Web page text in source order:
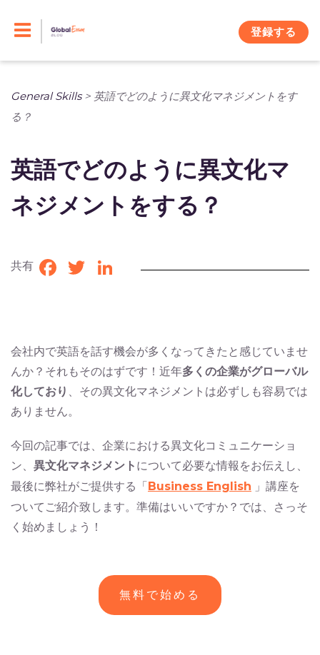
登録する
General Skills> 英語でどのように異文化マネジメントをす
る？
英語でどのように異文化マ
ネジメントをする？
共有 Facebook
TwitterLinkedIn
会社内で英語を話す機会が多くなってきたと感じていませ
んか？それもそのはずです！近年多くの企業がグローバル
化しており 、その異文化マネジメントは必ずしも容易では
ありません。
今回の記事では、企業における異文化コミュニケーショ
ン、 異文化マネジメント について必要な情報をお伝えし、
最後に弊社がご提供する「Business English 」講座を
ついてご紹介致します。準備はいいですか？では、さっそ
く始めましょう！
無料で始める